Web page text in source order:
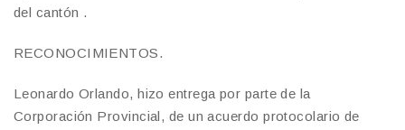
del cantón .
RECONOCIMIENTOS.
Leonardo Orlando, hizo entrega por parte de la
Corporación Provincial, de un acuerdo protocolario de